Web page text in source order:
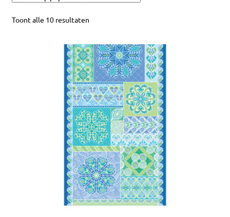
Gratis Patronen
Toont alle 10 resultaten